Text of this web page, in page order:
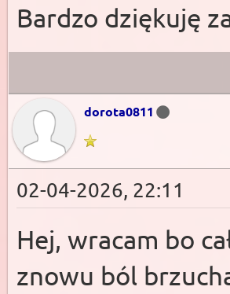
Bardzo dziękuję
dorota0811
02-04-2026, 22:11
Hej, wracam bo
znowu ból